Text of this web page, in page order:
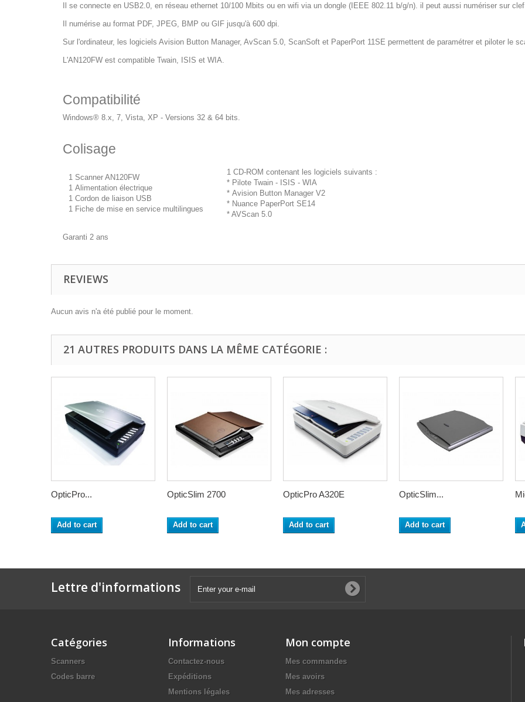
Il se connecte en USB2.0, en réseau ethernet 10/100 Mbits ou en wifi via un dongle (IEEE 802.11 b/g/n). il peut aussi numériser sur
Il numérise au format PDF, JPEG, BMP ou GIF jusqu'à 600 dpi.
Sur l'ordinateur, les logiciels Avision Button Manager, AvScan 5.0, ScanSoft et PaperPort 11SE permettent de paramétrer et piloter le
L'AN120FW est compatible Twain, ISIS et WIA.
Compatibilité
Windows® 8.x, 7, Vista, XP - Versions 32 & 64 bits.
Colisage
1 Scanner AN120FW
1 Alimentation électrique
1 Cordon de liaison USB
1 Fiche de mise en service multilingues
1 CD-ROM contenant les logiciels suivants :
* Pilote Twain - ISIS - WIA
* Avision Button Manager V2
* Nuance PaperPort SE14
* AVScan 5.0
Garanti 2 ans
REVIEWS
Aucun avis n'a été publié pour le moment.
21 AUTRES PRODUITS DANS LA MÊME CATÉGORIE :
OpticPro...
Add to cart
OpticSlim 2700
Add to cart
OpticPro A320E
Add to cart
OpticSlim...
Add to cart
Lettre d'informations
Catégories
Scanners
Codes barre
Informations
Contactez-nous
Expéditions
Mentions légales
Mon compte
Mes commandes
Mes avoirs
Mes adresses